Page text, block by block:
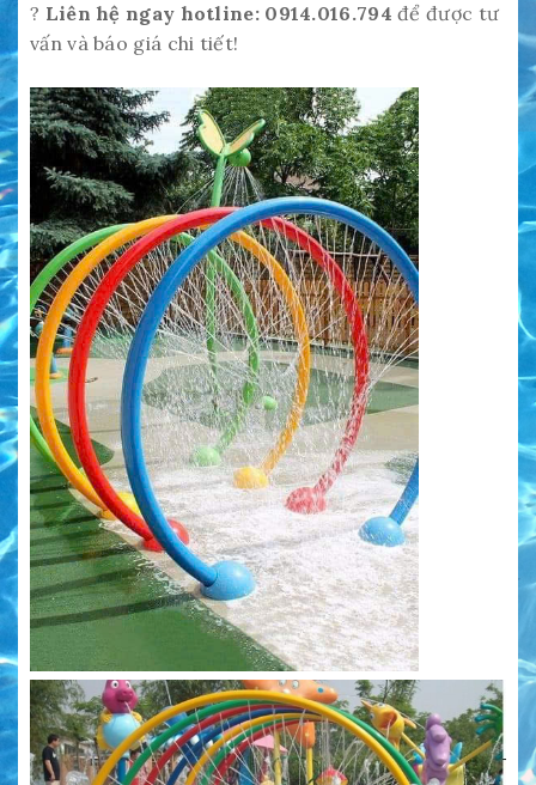
? Liên hệ ngay hotline: 0914.016.794 để được tư
vấn và báo giá chi tiết!